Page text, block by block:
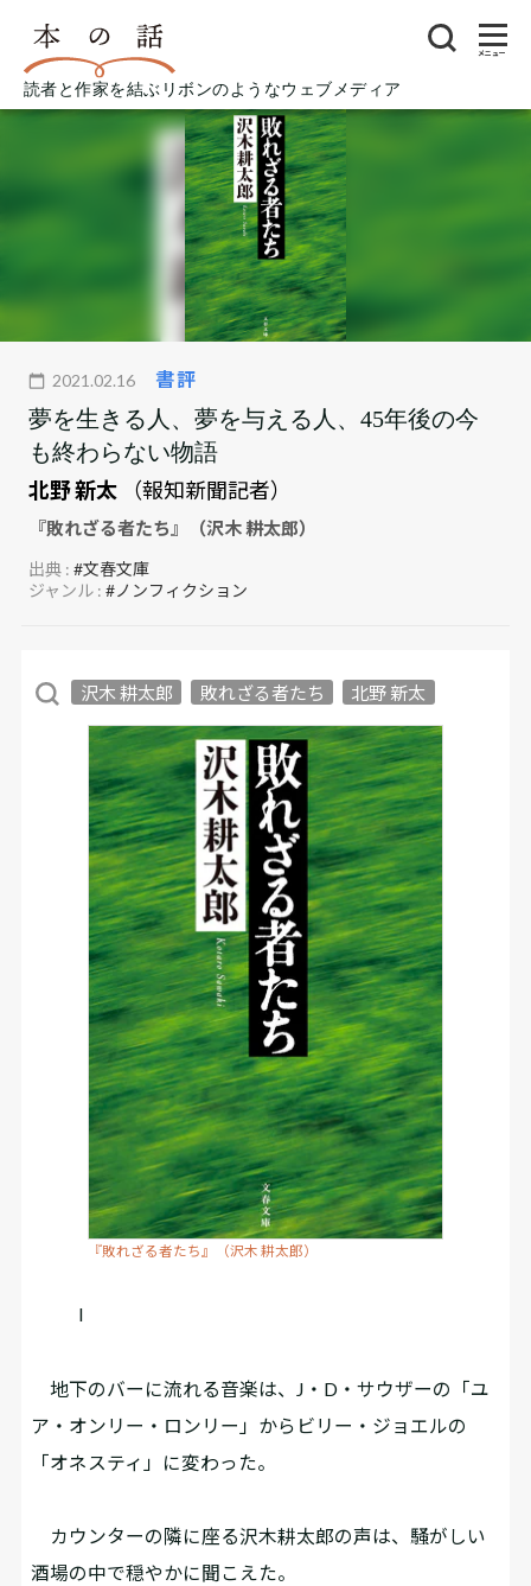
読者と作家を結ぶリボンのようなウェブメディア
メニュー
2021.02.16 書評
夢を生きる人、夢を与える人、45年後の今
も終わらない物語
北野 新太
（報知新聞記者）
『敗れざる者たち』（沢木 耕太郎）
出典 :#文春文庫
ジャンル :#ノンフィクション
沢木 耕太郎 敗れざる者たち 北野 新太
『敗れざる者たち』（沢木 耕太郎）
I
地下のバーに流れる音楽は、J・D・サウザーの「ユ
ア・オンリー・ロンリー」からビリー・ジョエルの
「オネスティ」に変わった。
カウンターの隣に座る沢木耕太郎の声は、騒がしい
酒場の中で穏やかに聞こえた。